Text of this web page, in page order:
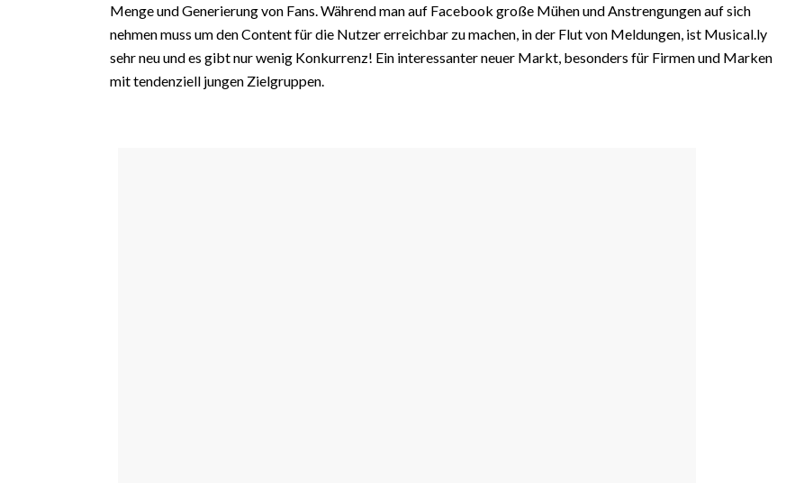
Menge und Generierung von Fans. Während man auf Facebook große Mühen und Anstrengungen auf sich
nehmen muss um den Content für die Nutzer erreichbar zu machen, in der Flut von Meldungen, ist Musical.ly
sehr neu und es gibt nur wenig Konkurrenz! Ein interessanter neuer Markt, besonders für Firmen und Marken
mit tendenziell jungen Zielgruppen.